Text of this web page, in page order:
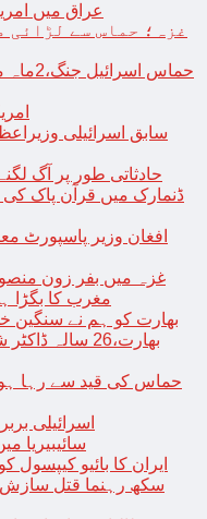
عراق میں
غزہ؛ حماس سے لڑائی
سابق اسرائیلی
حادثاتی طور پر آگ
ڈنمارک میں قرآن پاک کی
افغان وزیر پاسپورٹ
غزہ میں بفر زون
مغرب کا بگڑا
بھارت کو ہم نے سنگین
بھارت،26
حماس کی قید سے رہا
اسرائیلی
سائیبیریا
ایران کا بائیو کیپسول
سکھ رہنما قتل سازش